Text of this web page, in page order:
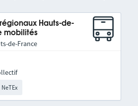
régionaux Hauts-de-
mobilités
de-France
NeTEx